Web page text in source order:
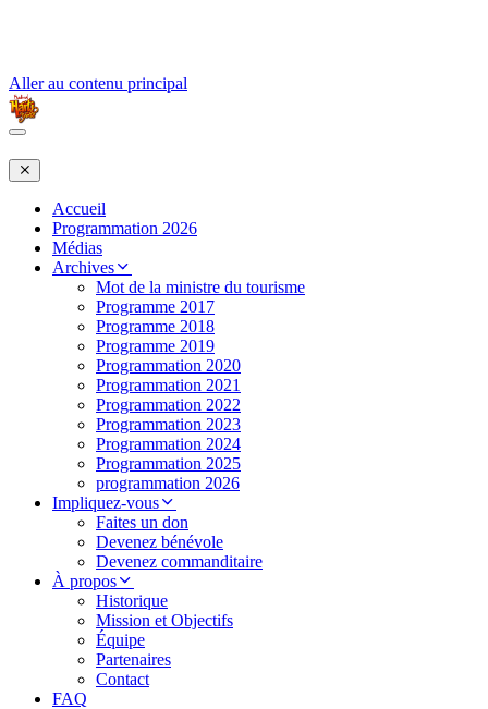
Aller au contenu principal
Accueil
Programmation 2026
Médias
Archives
Mot de la ministre du tourisme
Programme 2017
Programme 2018
Programme 2019
Programmation 2020
Programmation 2021
Programmation 2022
Programmation 2023
Programmation 2024
Programmation 2025
programmation 2026
Impliquez-vous
Faites un don
Devenez bénévole
Devenez commanditaire
À propos
Historique
Mission et Objectifs
Équipe
Partenaires
Contact
FAQ